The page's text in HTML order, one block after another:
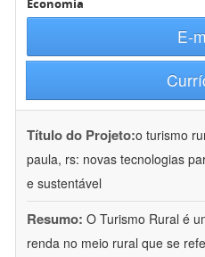
Economia
E-
Título do Projeto:o turismo
paula, rs: novas tecnologias
e sustentável
Resumo: O Turismo Rural é
renda no meio rural que se